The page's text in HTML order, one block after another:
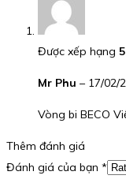
Được xếp hạng 5
Mr Phu – 17/02/
Vòng bi BECO
Thêm đánh giá
Đánh giá của bạn *